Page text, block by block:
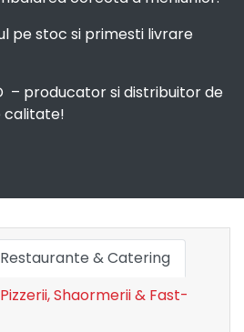
pe stoc si primesti livrare
– producator si distribuitor de
calitate!
& Catering
Shaormerii & Fast-